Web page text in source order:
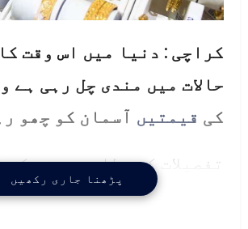
کراچی : دنیا میں اس وقت
حالات میں مندی چل رہی ہے
کی قیمتیں آسمان کو چھو
تفصیلات کے مطابق سونے کی
لاکھ روپے فی تولہ کے قریب
پڑھنا جاری رکھیں